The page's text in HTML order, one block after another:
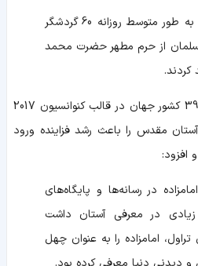
در 6 ماه نخست امسال به طور متوسط روزانه 60 گردشگر
از حرم مطهر حضرت محمد
وی حضور راهنمایان گردشگری 39 کشور جهان در قالب کنوانسیون 2017
مقدس را باعث رشد فزاینده ورود
افزود:
در رسانه‌ها و پایگاه‌های
در معرفی آستان داشت
امامزاده را به عنوان چهل